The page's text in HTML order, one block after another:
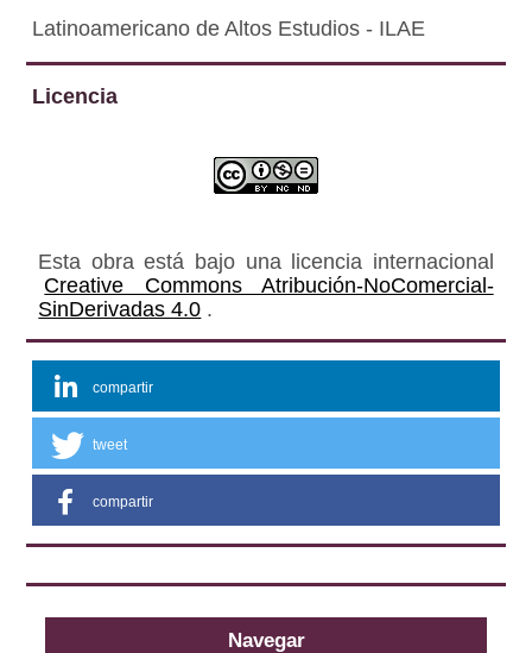
Latinoamericano de Altos Estudios - ILAE
Licencia
Esta obra está bajo una licencia internacional
Creative Commons Atribución-NoComercial-
SinDerivadas 4.0 .
compartir
tweet
compartir
Navegar